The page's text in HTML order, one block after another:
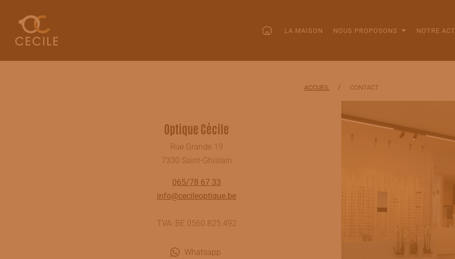
LA MAISON NOUS PROPOSONS NOTRE
ACCUEIL / CONTACT
Optique Cécile
Rue Grande 19
7330 Saint-Ghislain
065/78 67 33
info@cecileoptique.be
TVA: BE 0560.825.492
Whatsapp